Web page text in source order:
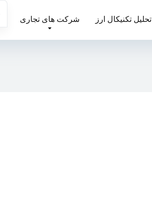
شرکت های تجاری تحلیل تکنیکال ارز